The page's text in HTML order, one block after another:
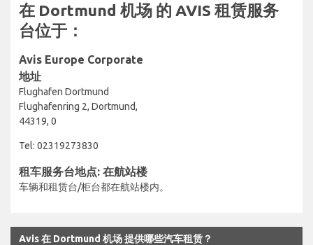
在 Dortmund 机场 的 AVIS 租赁服务
台位于：
Avis Europe Corporate
地址
Flughafen Dortmund
Flughafenring 2, Dortmund,
44319, 0
Tel: 02319273830
租车服务台地点: 在航站楼
车辆和租赁台/柜台都在航站楼内。
Avis 在 Dortmund 机场 提供哪些汽车租赁？